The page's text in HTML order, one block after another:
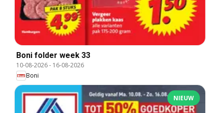
Boni folder week 33
10-08-2026- 16-08-2026
Boni
NIEUW